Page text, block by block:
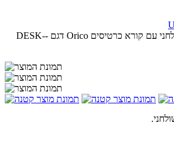
רכזת 3.0 USB שולחני עם קורא כרטיסים Orico דגם -DESK-